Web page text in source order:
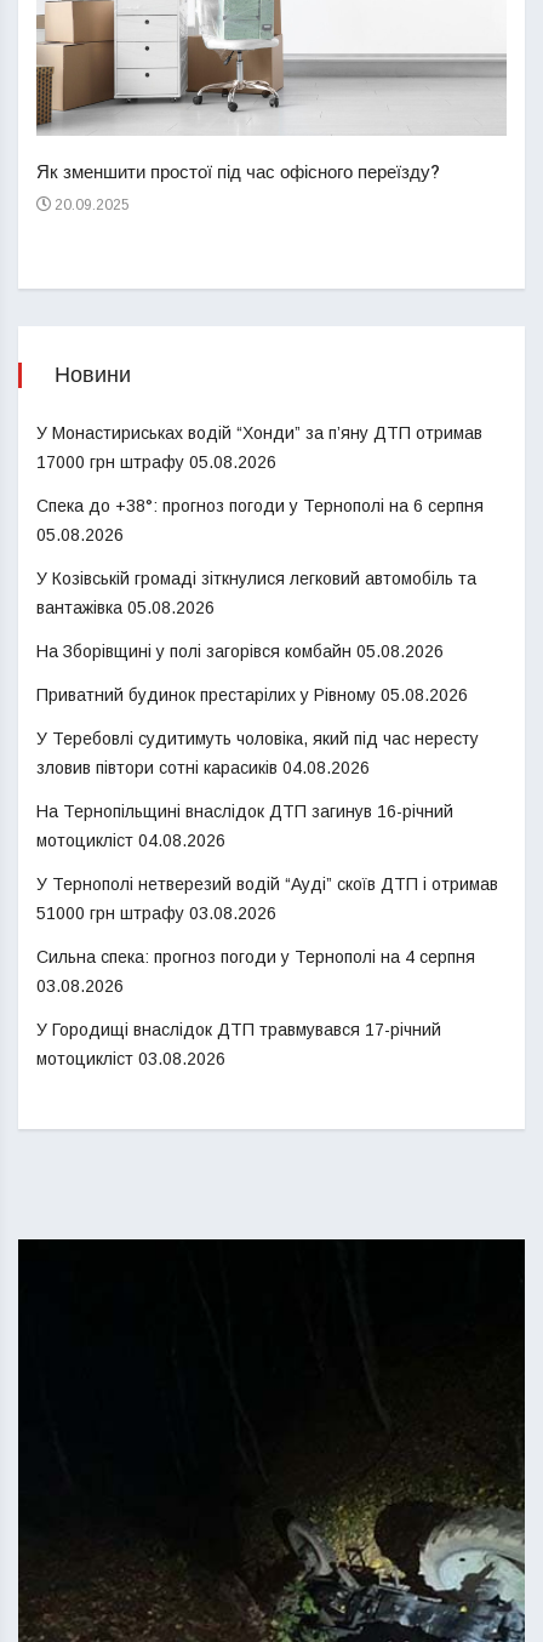
Як зменшити простої під час офісного переїзду?
20.09.2025
Новини
У Монастириськах водій “Хонди” за п’яну ДТП отримав
17000 грн штрафу 05.08.2026
Спека до +38°: прогноз погоди у Тернополі на 6 серпня
05.08.2026
У Козівській громаді зіткнулися легковий автомобіль та
вантажівка 05.08.2026
На Зборівщині у полі загорівся комбайн 05.08.2026
Приватний будинок престарілих у Рівному 05.08.2026
У Теребовлі судитимуть чоловіка, який під час нересту
зловив півтори сотні карасиків 04.08.2026
На Тернопільщині внаслідок ДТП загинув 16-річний
мотоцикліст 04.08.2026
У Тернополі нетверезий водій “Ауді” скоїв ДТП і отримав
51000 грн штрафу 03.08.2026
Сильна спека: прогноз погоди у Тернополі на 4 серпня
03.08.2026
У Городищі внаслідок ДТП травмувався 17-річний
мотоцикліст 03.08.2026